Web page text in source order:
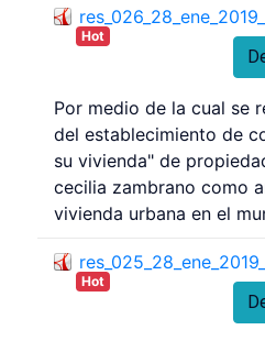
Hot
Por medio de la cual se
del establecimiento de
su vivienda" de
cecilia zambrano como
vivienda urbana en el
Hot